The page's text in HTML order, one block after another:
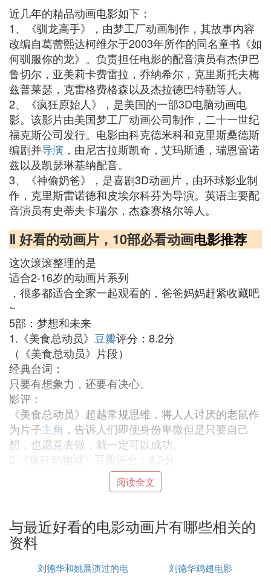
近几年的精品动画电影如下：
1、《驯龙高手》，由梦工厂动画制作，其故事内容
改编自葛蕾熙达柯维尔于2003年所作的同名童书《如
何驯服你的龙》。负责担任电影的配音演员有杰伊巴
鲁切尔，亚美莉卡费雷拉，乔纳希尔，克里斯托夫梅
兹普莱瑟，克雷格费格森以及杰拉德巴特勒等人。
2、《疯狂原始人》，是美国的一部3D电脑动画电
影。该影片由美国梦工厂动画公司制作，二十一世纪
福克斯公司发行。电影由科克德米科和克里斯桑德斯
编剧并导演 ，由尼古拉斯凯奇，艾玛斯通，瑞恩雷诺
兹以及凯瑟琳基纳配音。
3、《神偷奶爸》，是喜剧3D动画片，由环球影业制
作，克里斯雷诺德和皮埃尔科芬为导演。英语主要配
音演员有史蒂夫卡瑞尔，杰森赛格尔等人。
Ⅱ 好看的动画片，10部必看动画电影推荐
这次滚滚整理的是
适合2-16岁的动画片系列
，很多都适合全家一起观看的，爸爸妈妈赶紧收藏吧
~
5部：梦想和未来
1.《美食总动员》 豆瓣评分：8.2分
（《美食总动员》片段）
经典台词：
只要有想象力，还要有决心。
影评：
《美食总动员》超越常规思维，将人人讨厌的老鼠作
为片子主角 ，告诉人们即便身份卑微但是只要自己
想，也愿意去做，就一定可以成功。
2.《疯狂动物城》豆瓣评分：9.2分
（《疯狂动物城》宣传图）
重要，重要的是你开始改变。
影评：
《洛杉矶时报》评，虽然该片的主题算不上革新,但
是影片用印象深刻的角色和出色的视效弥补这个短
阅读全文
与最近好看的电影动画片有哪些相关的
资料
刘德华和姚晨演过的电
刘德华鸡翅电影